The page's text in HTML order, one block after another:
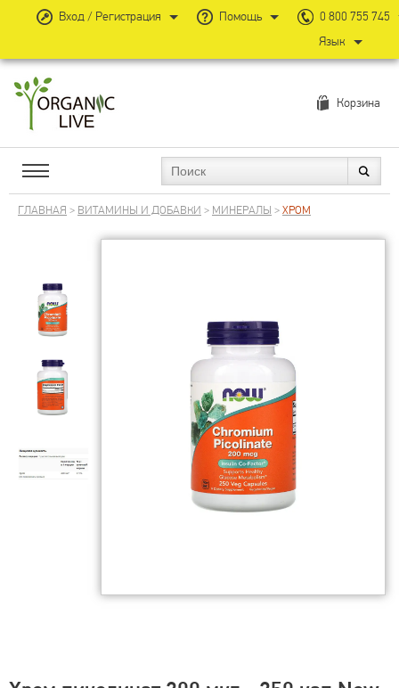
Корзина
ГЛАВНАЯ > ВИТАМИНЫ И ДОБАВКИ > МИНЕРАЛЫ >ХРОМ
Вход / Регистрация Помощь
0 800 755 745
Язык